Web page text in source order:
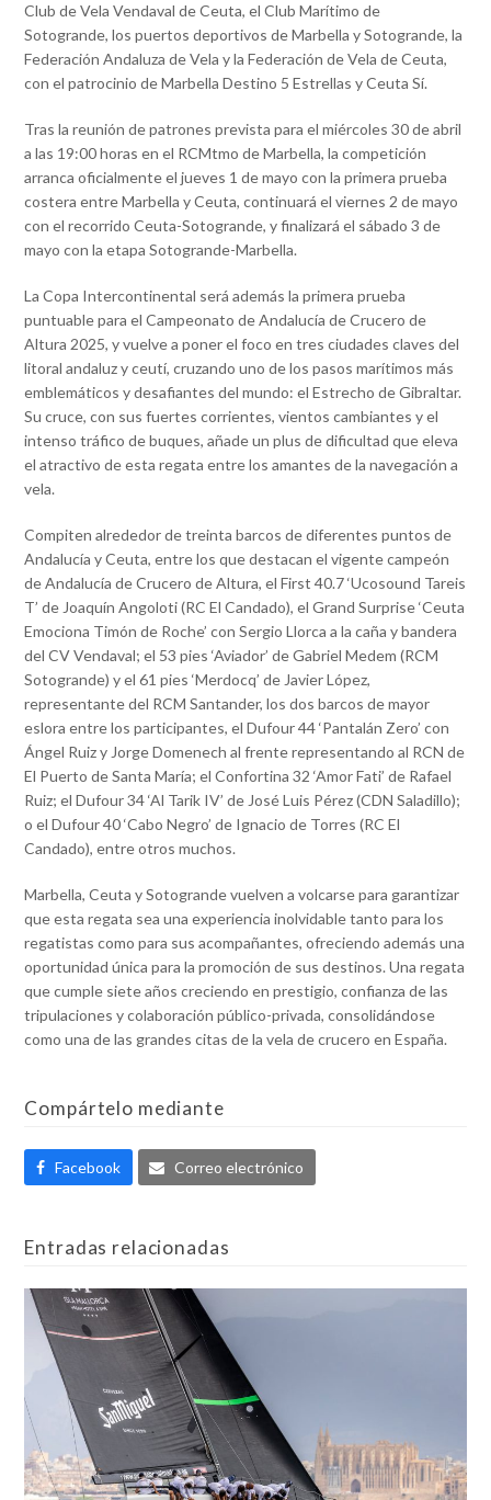
Club de Vela Vendaval de Ceuta, el Club Marítimo de
Sotogrande, los puertos deportivos de Marbella y Sotogrande, la
Federación Andaluza de Vela y la Federación de Vela de Ceuta,
con el patrocinio de Marbella Destino 5 Estrellas y Ceuta Sí.
Tras la reunión de patrones prevista para el miércoles 30 de abril
a las 19:00 horas en el RCMtmo de Marbella, la competición
arranca oficialmente el jueves 1 de mayo con la primera prueba
costera entre Marbella y Ceuta, continuará el viernes 2 de mayo
con el recorrido Ceuta-Sotogrande, y finalizará el sábado 3 de
mayo con la etapa Sotogrande-Marbella.
La Copa Intercontinental será además la primera prueba
puntuable para el Campeonato de Andalucía de Crucero de
Altura 2025, y vuelve a poner el foco en tres ciudades claves del
litoral andaluz y ceutí, cruzando uno de los pasos marítimos más
emblemáticos y desafiantes del mundo: el Estrecho de Gibraltar.
Su cruce, con sus fuertes corrientes, vientos cambiantes y el
intenso tráfico de buques, añade un plus de dificultad que eleva
el atractivo de esta regata entre los amantes de la navegación a
vela.
Compiten alrededor de treinta barcos de diferentes puntos de
Andalucía y Ceuta, entre los que destacan el vigente campeón
de Andalucía de Crucero de Altura, el First 40.7 ‘Ucosound Tareis
T’ de Joaquín Angoloti (RC El Candado), el Grand Surprise ‘Ceuta
Emociona Timón de Roche’ con Sergio Llorca a la caña y bandera
del CV Vendaval; el 53 pies ‘Aviador’ de Gabriel Medem (RCM
Sotogrande) y el 61 pies ‘Merdocq’ de Javier López,
representante del RCM Santander, los dos barcos de mayor
eslora entre los participantes, el Dufour 44 ‘Pantalán Zero’ con
Ángel Ruiz y Jorge Domenech al frente representando al RCN de
El Puerto de Santa María; el Confortina 32 ‘Amor Fati’ de Rafael
Ruiz; el Dufour 34 ‘Al Tarik IV’ de José Luis Pérez (CDN Saladillo);
o el Dufour 40 ‘Cabo Negro’ de Ignacio de Torres (RC El
Candado), entre otros muchos.
Marbella, Ceuta y Sotogrande vuelven a volcarse para garantizar
que esta regata sea una experiencia inolvidable tanto para los
regatistas como para sus acompañantes, ofreciendo además una
oportunidad única para la promoción de sus destinos. Una regata
que cumple siete años creciendo en prestigio, confianza de las
tripulaciones y colaboración público-privada, consolidándose
como una de las grandes citas de la vela de crucero en España.
Compártelo mediante
Facebook Correo electrónico
Entradas relacionadas